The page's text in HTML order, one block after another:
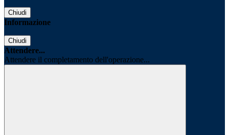
Chiudi
Informazione
Chiudi
Attendere...
Attendere il completamento dell'operazione...